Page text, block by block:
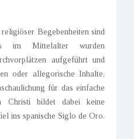
Begebenheiten sind
im Mittelalter wurden
aufgeführt und
oder allegorische Inhalte,
für das einfache
Christi bildet dabei keine
ins spanische Siglo de Oro.